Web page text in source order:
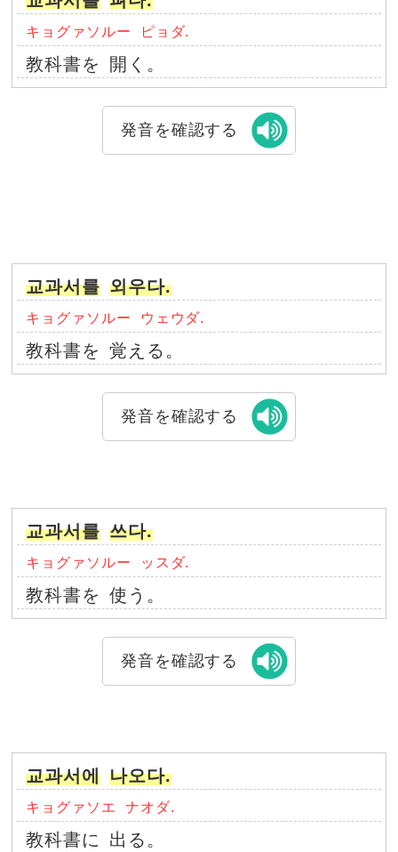
キョグァソルー ピョダ.
教科書を 開く。
発音を確認する
교과서를 외우다.
キョグァソルー ウェウダ.
教科書を 覚える。
発音を確認する
교과서를 쓰다.
キョグァソルー ッスダ.
教科書を 使う。
発音を確認する
교과서에 나오다.
キョグァソエ ナオダ.
教科書に 出る。